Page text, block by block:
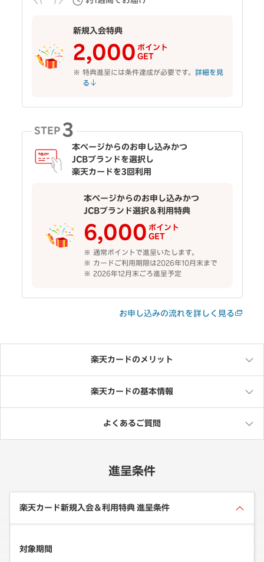
新規入会特典
2,000 ポイント
GET
特典進呈には条件達成が必要です。 詳細を見
る
STEP 3
本ページからのお申し込みかつ
JCBブランドを選択し
楽天カードを3回利用
本ページからのお申し込みかつ
JCBブランド選択＆利用特典
6,000 ポイント
GET
通常ポイントで進呈いたします。
カードご利用期限は2026年10月末まで
2026年12月末ごろ進呈予定
お申し込みの流れを詳しく見る
楽天カードのメリット
楽天カードの基本情報
よくあるご質問
進呈条件
楽天カード新規入会＆利用特典 進呈条件
対象期間